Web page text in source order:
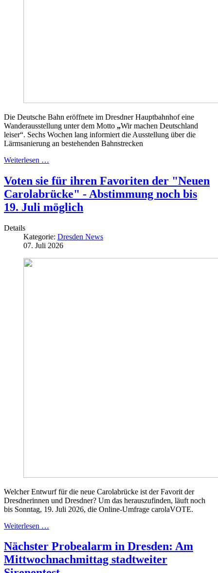
Die Deutsche Bahn eröffnete im Dresdner Hauptbahnhof eine
Wanderausstellung unter dem Motto „Wir machen Deutschland
leiser“. Sechs Wochen lang informiert die Ausstellung über die
Lärmsanierung an bestehenden Bahnstrecken
Weiterlesen …
Voten sie für ihren Favoriten der "Neuen
Carolabrücke" - Abstimmung noch bis
19. Juli möglich
Details
Kategorie: Dresden News
07. Juli 2026
Welcher Entwurf für die neue Carolabrücke ist der Favorit der
Dresdnerinnen und Dresdner? Um das herauszufinden, läuft noch
bis Sonntag, 19. Juli 2026, die Online-Umfrage carolaVOTE.
Weiterlesen …
Nächster Probealarm in Dresden: Am
Mittwochnachmittag stadtweiter